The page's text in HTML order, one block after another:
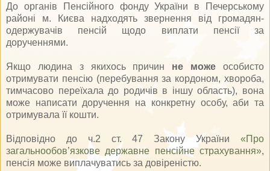
До органів Пенсійного фонду України в Печерському
районі м. Києва надходять звернення від громадян-
одержувачів пенсій щодо виплати пенсії за
дорученнями.
Якщо людина з якихось причин не може особисто
отримувати пенсію (перебування за кордоном, хвороба,
тимчасово переїхала до родичів в іншу область), вона
може написати доручення на конкретну особу, аби та
отримувала її кошти.
Відповідно до ч.2 ст. 47 Закону України «Про
загальнообов’язкове державне пенсійне страхування»,
пенсія може виплачуватись за довіреністю.